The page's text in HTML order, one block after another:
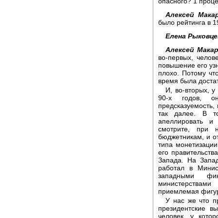
Алексей
было рейтинга в
Елена
Алексей
во-первых,
повышение его
плохо. Потому
время была
И, во-вторых,
90-х годов,
так далее. В
апеллировать
смотрите, при
бюджетникам, и
типа
его
Запада. На
работал в
западными
приемлемая
У нас же что
президентские
человек, у